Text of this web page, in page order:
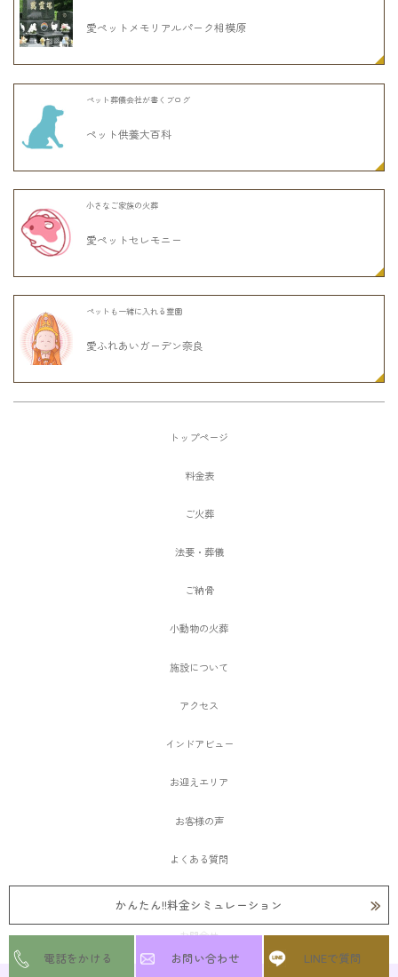
愛ペットメモリアルパーク相模原
ペット葬儀会社が書くブログ
ペット供養大百科
小さなご家族の火葬
愛ペットセレモニー
ペットも一緒に入れる霊園
愛ふれあいガーデン奈良
トップページ
料金表
ご火葬
法要・葬儀
ご納骨
小動物の火葬
施設について
アクセス
インドアビュー
お迎えエリア
お客様の声
よくある質問
愛ペットメモリアルSHOP大阪
お問合せ
かんたん!!料金シミュレーション
電話をかける お問い合わせ LINEで質問